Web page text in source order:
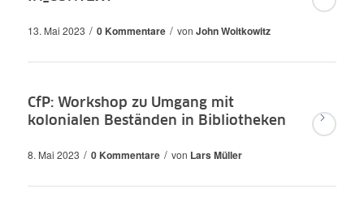
13. Mai 2023 / 0 Kommentare / von John Woitkowitz
CfP: Workshop zu Umgang mit
kolonialen Beständen in Bibliotheken
8. Mai 2023 / 0 Kommentare / von Lars Müller